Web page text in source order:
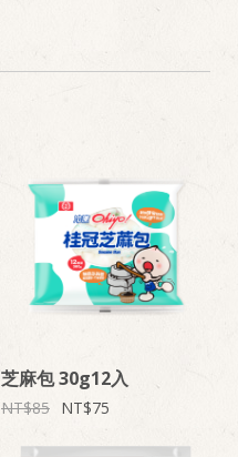
芝麻包 30g12入
85 75